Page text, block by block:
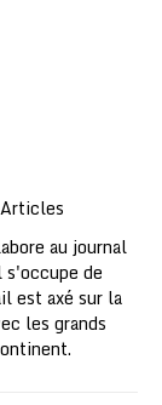
au journal
de
est axé sur la
les grands